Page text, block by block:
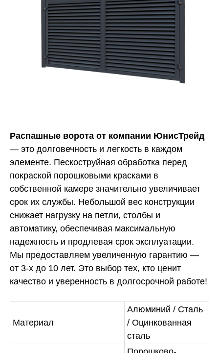
Распашные ворота от компании ЮнисТрейд
— это долговечность и легкость в каждом
элементе. Пескоструйная обработка перед
покраской порошковыми красками в
собственной камере значительно увеличивает
срок их службы. Небольшой вес конструкции
снижает нагрузку на петли, столбы и
автоматику, обеспечивая максимальную
надежность и продлевая срок эксплуатации.
Мы предоставляем увеличенную гарантию —
от 3-х до 10 лет. Это выбор тех, кто ценит
качество и уверенность в долгосрочной работе!
Материал
Алюминий / Сталь
/ Оцинкованная
сталь